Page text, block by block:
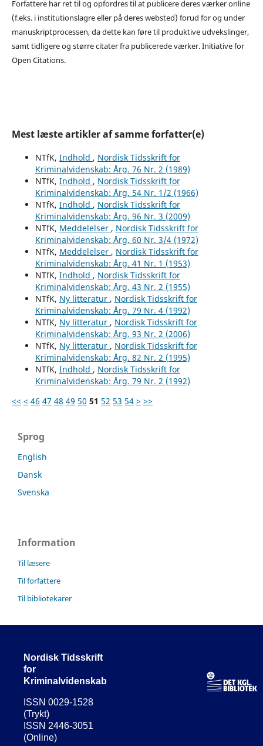
Forfattere har ret til og opfordres til at publicere deres værker online
(f.eks. i institutionslagre eller på deres websted) forud for og under
manuskriptprocessen, da dette kan føre til produktive udvekslinger,
samt tidligere og større citater fra publicerede værker. Initiative for
Open Citations.
Mest læste artikler af samme forfatter(e)
NTfK, Indhold , Nordisk Tidsskrift for
Kriminalvidenskab: Årg. 76 Nr. 2 (1989)
NTfK, Indhold , Nordisk Tidsskrift for
Kriminalvidenskab: Årg. 54 Nr. 1/2 (1966)
NTfK, Indhold , Nordisk Tidsskrift for
Kriminalvidenskab: Årg. 96 Nr. 3 (2009)
NTfK, Meddelelser , Nordisk Tidsskrift for
Kriminalvidenskab: Årg. 60 Nr. 3/4 (1972)
NTfK, Meddelelser , Nordisk Tidsskrift for
Kriminalvidenskab: Årg. 41 Nr. 1 (1953)
NTfK, Indhold , Nordisk Tidsskrift for
Kriminalvidenskab: Årg. 43 Nr. 2 (1955)
NTfK, Ny litteratur , Nordisk Tidsskrift for
Kriminalvidenskab: Årg. 79 Nr. 4 (1992)
NTfK, Ny litteratur , Nordisk Tidsskrift for
Kriminalvidenskab: Årg. 93 Nr. 2 (2006)
NTfK, Ny litteratur , Nordisk Tidsskrift for
Kriminalvidenskab: Årg. 82 Nr. 2 (1995)
NTfK, Indhold , Nordisk Tidsskrift for
Kriminalvidenskab: Årg. 79 Nr. 2 (1992)
<< < 46 47 48 49 50 51 52 53 54 > >>
Sprog
English
Dansk
Svenska
Information
Til læsere
Til forfattere
Til bibliotekarer
Nordisk Tidsskrift
for
Kriminalvidenskab
ISSN 0029-1528
(Trykt)
ISSN 2446-3051
(Online)